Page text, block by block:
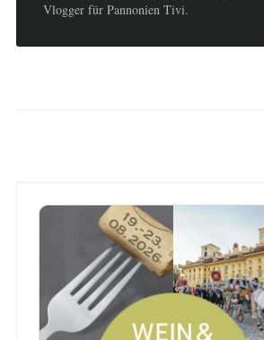
Vlogger für Pannonien Tivi.